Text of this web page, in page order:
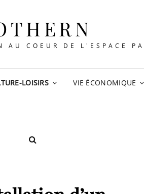
AU COEUR DE L'ESPACE
LOISIRS VIE ÉCONOMIQUE
SEARCH